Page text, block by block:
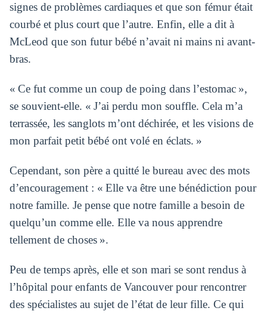
signes de problèmes cardiaques et que son fémur était
courbé et plus court que l’autre. Enfin, elle a dit à
McLeod que son futur bébé n’avait ni mains ni avant-
bras.
« Ce fut comme un coup de poing dans l’estomac »,
se souvient-elle. « J’ai perdu mon souffle. Cela m’a
terrassée, les sanglots m’ont déchirée, et les visions de
mon parfait petit bébé ont volé en éclats. »
Cependant, son père a quitté le bureau avec des mots
d’encouragement : « Elle va être une bénédiction pour
notre famille. Je pense que notre famille a besoin de
quelqu’un comme elle. Elle va nous apprendre
tellement de choses ».
Peu de temps après, elle et son mari se sont rendus à
l’hôpital pour enfants de Vancouver pour rencontrer
des spécialistes au sujet de l’état de leur fille. Ce qui